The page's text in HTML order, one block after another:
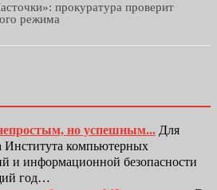
прокуратура проверит
режима
но успешным... Для
Института компьютерных
и информационной безопасности
год…